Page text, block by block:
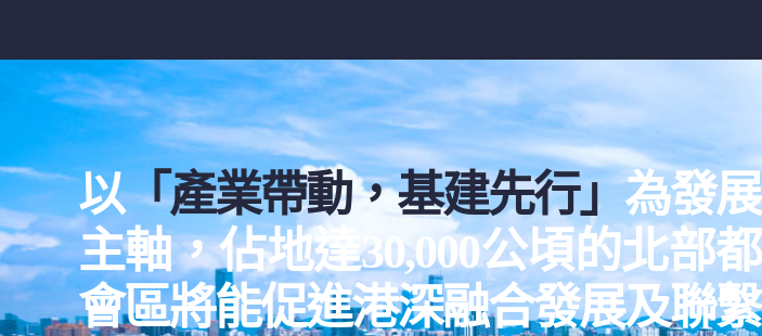
以「產業帶動，基建先行」為發展
主軸，佔地達30,000公頃的北部都
會區將能促進港深融合發展及聯繫